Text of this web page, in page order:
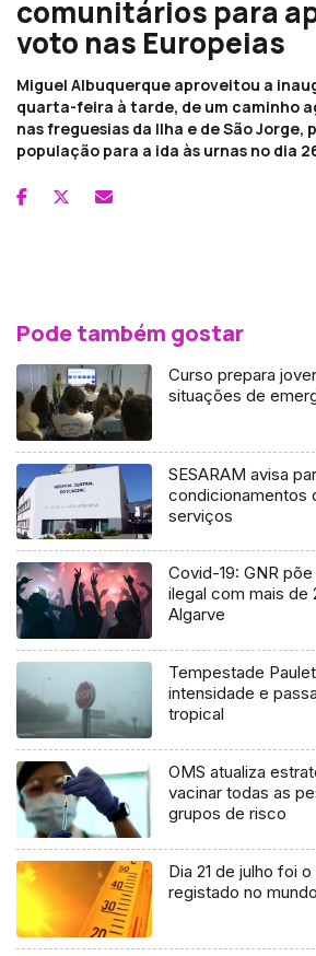
comunitários para
voto nas Europeias
Miguel Albuquerque aproveitou a
quarta-feira à tarde, de um caminho
nas freguesias da Ilha e de São Jorge,
população para a ida às urnas no dia
Pode também gostar
Curso prepara
situações de
SESARAM avisa
condicionamentos
serviços
Covid-19: GNR
ilegal com mais de
Algarve
Tempestade
intensidade e
tropical
OMS atualiza
vacinar todas as
grupos de risco
Dia 21 de julho foi
registado no mundo